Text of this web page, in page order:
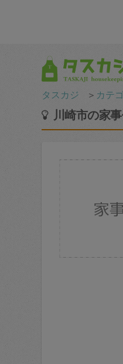
タスカジ ＞ カテ
川崎市の家